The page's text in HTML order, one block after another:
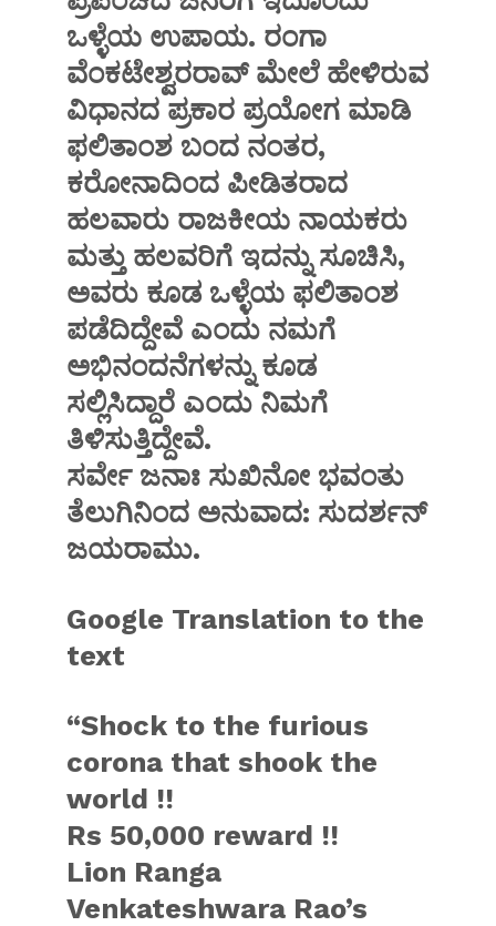
ಒಳ್ಳೆಯ ಉಪಾಯ. ರಂಗಾ
ವೆಂಕಟೇಶ್ವರರಾವ್ ಮೇಲೆ ಹೇಳಿರುವ
ವಿಧಾನದ ಪ್ರಕಾರ ಪ್ರಯೋಗ ಮಾಡಿ
ಫಲಿತಾಂಶ ಬಂದ ನಂತರ,
ಕರೋನಾದಿಂದ ಪೀಡಿತರಾದ
ಹಲವಾರು ರಾಜಕೀಯ ನಾಯಕರು
ಮತ್ತು ಹಲವರಿಗೆ ಇದನ್ನು ಸೂಚಿಸಿ,
ಅವರು ಕೂಡ ಒಳ್ಳೆಯ ಫಲಿತಾಂಶ
ಪಡೆದಿದ್ದೇವೆ ಎಂದು ನಮಗೆ
ಅಭಿನಂದನೆಗಳನ್ನು ಕೂಡ
ಸಲ್ಲಿಸಿದ್ದಾರೆ ಎಂದು ನಿಮಗೆ
ತಿಳಿಸುತ್ತಿದ್ದೇವೆ.
ಸರ್ವೇ ಜನಾಃ ಸುಖಿನೋ ಭವಂತು
ತೆಲುಗಿನಿಂದ ಅನುವಾದ: ಸುದರ್ಶನ್
ಜಯರಾಮು.
Google Translation to the
text
“Shock to the furious
corona that shook the
world !!
Rs 50,000 reward !!
Lion Ranga
Venkateshwara Rao’s